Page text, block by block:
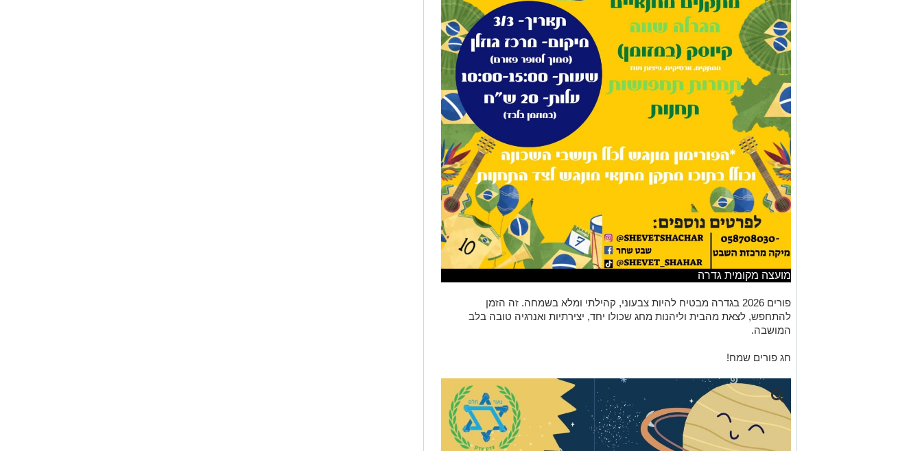
מועצה מקומית גדרה
פורים 2026 בגדרה מבטיח להיות צבעוני, קהילתי ומלא בשמחה. זה הזמן
להתחפש, לצאת מהבית וליהנות מחג שכולו יחד, יצירתיות ואנרגיה טובה בלב
המושבה.
חג פורים שמח!